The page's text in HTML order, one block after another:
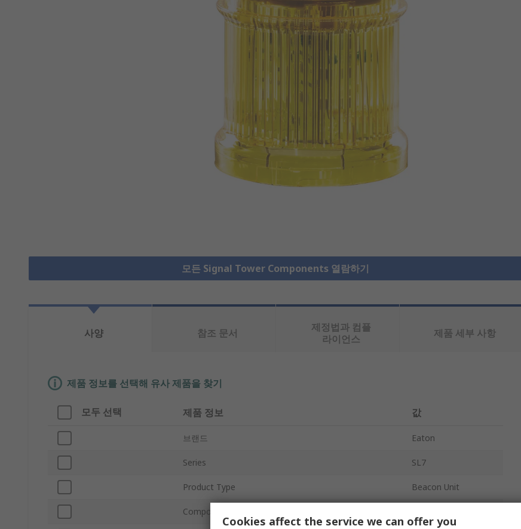
모든 Signal Tower Components 열람하기
사양 참조 문서
제정법과 컴플
라이언스
제품 세부 사항
제품 정보를 선택해 유사 제품을 찾기
모두 선택 제품 정보 값
브랜드 Eaton
Series SL7
Product Type Beacon Unit
Component Type
Cookies affect the service we can offer you